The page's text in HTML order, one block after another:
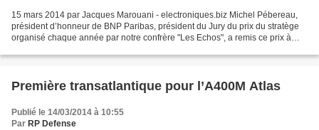
15 mars 2014 par Jacques Marouani - electroniques.biz Michel Pébereau,
président d’honneur de BNP Paribas, président du Jury du prix du stratège
organisé chaque année par notre confrère "Les Echos", a remis ce prix à
Première transatlantique pour l’A400M Atlas
Publié le 14/03/2014 à 10:55
Par RP Defense